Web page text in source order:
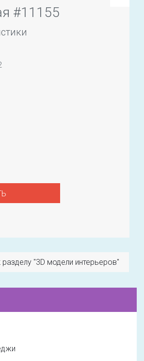
#11155
"3D модели интерьеров"